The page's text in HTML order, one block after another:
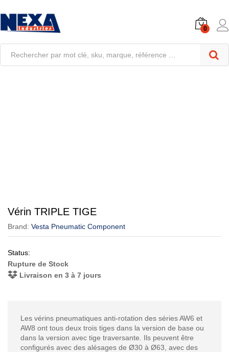
0
Vérin TRIPLE TIGE
Brand: Vesta Pneumatic Component
Status:
Rupture de Stock
Livraison en 3 à 7 jours
Les vérins pneumatiques anti-rotation des séries AW6 et
AW8 ont tous deux trois tiges dans la version de base ou
dans la version avec tige traversante. Ils peuvent être
configurés avec des alésages de Ø30 à Ø63, avec des